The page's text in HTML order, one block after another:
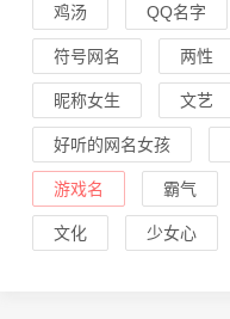
鸡汤 QQ名字
符号网名 两性
昵称女生 文艺
好听的网名女孩
游戏名 霸气
文化 少女心